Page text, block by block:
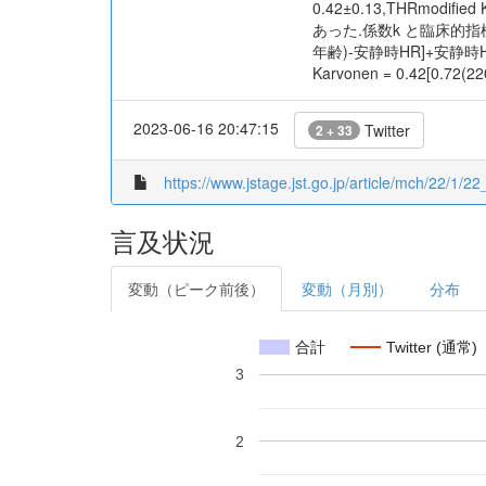
0.42±0.13,THRmodified
あった.係数k と臨床的
年齢)-安静時HR]+安静
Karvonen =
2023-06-16 20:47:15 2 + 33 Twitter
https://www.jstage.jst.go.jp/article/mch/22/1/
言及状況
変動（ピーク前後） 変動（月別） 分布
合計 Twitter (通常)
2
3